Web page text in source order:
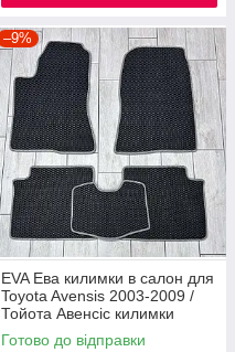
–9%
EVA Ева килимки в салон для
Toyota Avensis 2003-2009 /
Тойота Авенсіс килимки
Готово до відправки